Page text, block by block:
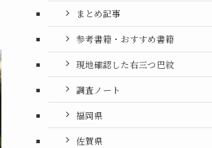
まとめ記事
参考書籍・おすすめ書籍
現地確認した右三つ巴紋
調査ノート
福岡県
佐賀県